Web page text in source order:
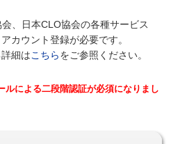
、日本CLO協会の各種サービス
カウント登録が必要です。
細はこちらをご参照ください。
ルによる二段階認証が必須になりまし